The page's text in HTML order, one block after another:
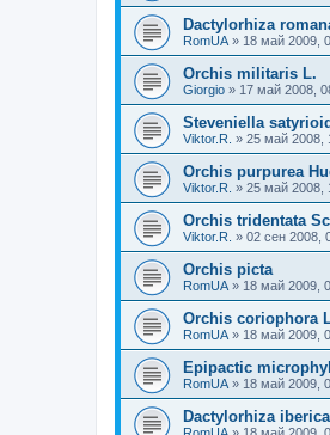
Dactylorhiza
RomUA » 18 май 2009,
Orchis militaris L.
Giorgio » 17 май 2008,
Steveniella
Viktor.R. » 25 май 2008,
Orchis purpurea
Viktor.R. » 25 май 2008,
Orchis tridentata
Viktor.R. » 02 сен 2008,
Orchis picta
RomUA » 18 май 2009,
Orchis coriophora
RomUA » 18 май 2009,
Epipactic
RomUA » 18 май 2009,
Dactylorhiza